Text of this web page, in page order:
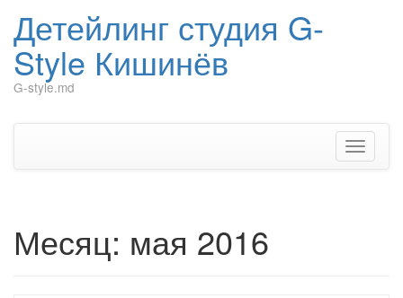
Детейлинг студия G-
Style Кишинёв
G-style.md
Скрыть
Месяц: мая 2016